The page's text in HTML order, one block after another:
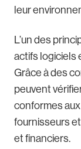
leur
L’un des
actifs logiciels
Grâce à des
peuvent
conformes
fournisseurs
et financiers.